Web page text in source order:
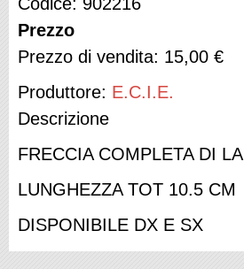
Prezzo
Prezzo di vendita: 15,00 €
Produttore: E.C.I.E.
Descrizione
FRECCIA COMPLETA DI
LUNGHEZZA TOT 10.5 CM
DISPONIBILE DX E SX